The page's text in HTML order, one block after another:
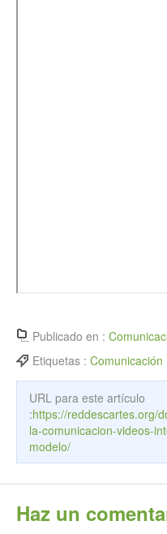
Publicado en :
Etiquetas : Comunicación
URL para este artículo
:https://reddescartes.org/
la-comunicacion-videos-
modelo/
Haz un